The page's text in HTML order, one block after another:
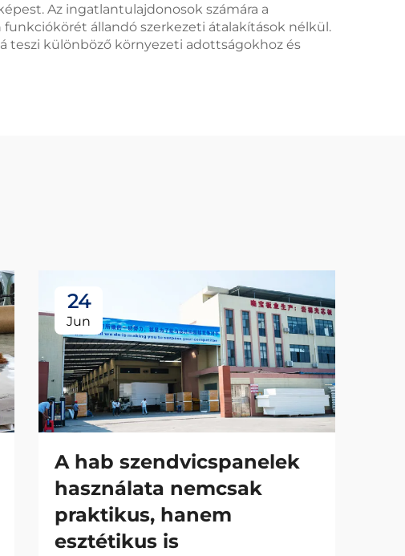
Az ingatlantulajdonosok számára a
állandó szerkezeti átalakítások nélkül.
teszi különböző környezeti adottságokhoz és
24
Jun
A hab szendvicspanelek
használata nemcsak
praktikus, hanem
esztétikus is